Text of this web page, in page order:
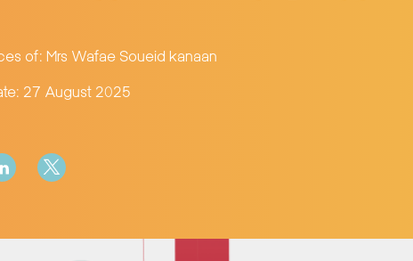
of: Mrs Wafae Soueid kanaan
27 August 2025